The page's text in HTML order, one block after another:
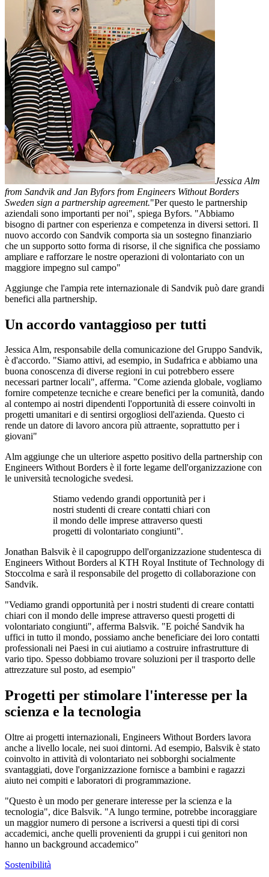
Jessica Alm
from Sandvik and Jan Byfors from Engineers Without Borders
Sweden sign a partnership agreement."Per questo le partnership
aziendali sono importanti per noi", spiega Byfors. "Abbiamo
bisogno di partner con esperienza e competenza in diversi settori. Il
nuovo accordo con Sandvik comporta sia un sostegno finanziario
che un supporto sotto forma di risorse, il che significa che possiamo
ampliare e rafforzare le nostre operazioni di volontariato con un
maggiore impegno sul campo"
Aggiunge che l'ampia rete internazionale di Sandvik può dare grandi
benefici alla partnership.
Un accordo vantaggioso per tutti
Jessica Alm, responsabile della comunicazione del Gruppo Sandvik,
è d'accordo. "Siamo attivi, ad esempio, in Sudafrica e abbiamo una
buona conoscenza di diverse regioni in cui potrebbero essere
necessari partner locali", afferma. "Come azienda globale, vogliamo
fornire competenze tecniche e creare benefici per la comunità, dando
al contempo ai nostri dipendenti l'opportunità di essere coinvolti in
progetti umanitari e di sentirsi orgogliosi dell'azienda. Questo ci
rende un datore di lavoro ancora più attraente, soprattutto per i
giovani"
Alm aggiunge che un ulteriore aspetto positivo della partnership con
Engineers Without Borders è il forte legame dell'organizzazione con
le università tecnologiche svedesi.
Stiamo vedendo grandi opportunità per i
nostri studenti di creare contatti chiari con
il mondo delle imprese attraverso questi
progetti di volontariato congiunti".
Jonathan Balsvik è il capogruppo dell'organizzazione studentesca di
Engineers Without Borders al KTH Royal Institute of Technology di
Stoccolma e sarà il responsabile del progetto di collaborazione con
Sandvik.
"Vediamo grandi opportunità per i nostri studenti di creare contatti
chiari con il mondo delle imprese attraverso questi progetti di
volontariato congiunti", afferma Balsvik. "E poiché Sandvik ha
uffici in tutto il mondo, possiamo anche beneficiare dei loro contatti
professionali nei Paesi in cui aiutiamo a costruire infrastrutture di
vario tipo. Spesso dobbiamo trovare soluzioni per il trasporto delle
attrezzature sul posto, ad esempio"
Progetti per stimolare l'interesse per la
scienza e la tecnologia
Oltre ai progetti internazionali, Engineers Without Borders lavora
anche a livello locale, nei suoi dintorni. Ad esempio, Balsvik è stato
coinvolto in attività di volontariato nei sobborghi socialmente
svantaggiati, dove l'organizzazione fornisce a bambini e ragazzi
aiuto nei compiti e laboratori di programmazione.
"Questo è un modo per generare interesse per la scienza e la
tecnologia", dice Balsvik. "A lungo termine, potrebbe incoraggiare
un maggior numero di persone a iscriversi a questi tipi di corsi
accademici, anche quelli provenienti da gruppi i cui genitori non
hanno un background accademico"
Sostenibilità